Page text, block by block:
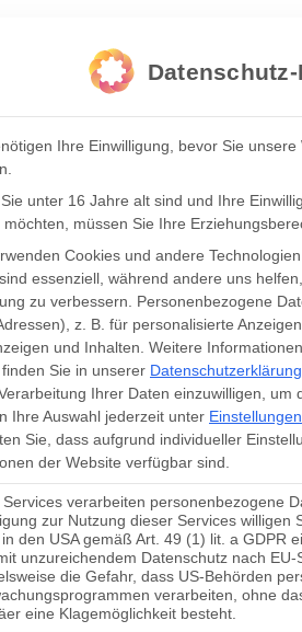
JETZT
BERATUNG
ZUM
ONLINE“!
Der eigene Webshop für
profitieren bereits von der
Ihre Einwilligung, bevor Sie
unter 16 Jahre alt sind und Ihre
müssen Sie Ihre
Cookies und andere
essenziell, während andere uns
zu verbessern.
Personenbezogene
z. B. für personalisierte
und Inhalten. Weitere
Sie in unserer Datenschutzerklärung
Ihrer Daten einzuwilligen, um
Ihre Auswahl jederzeit unter Einstellungen
Sie, dass aufgrund individueller
der Website verfügbar sind.
Services verarbeiten personenbezogene
zur Nutzung dieser Services willigen
den USA gemäß Art. 49 (1) lit. a GDPR
unzureichendem Datenschutz nach
die Gefahr, dass US-Behörden
verarbeiten, ohne
eine Klagemöglichkeit besteht.